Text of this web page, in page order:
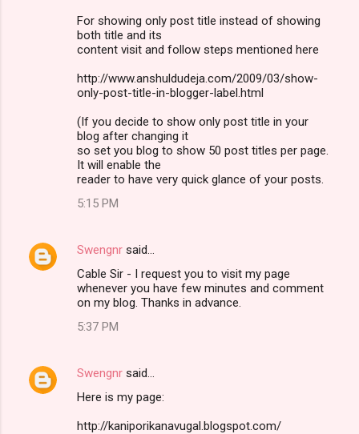
For showing only post title instead of showing
both title and its
content visit and follow steps mentioned here
http://www.anshuldudeja.com/2009/03/show-
only-post-title-in-blogger-label.html
(If you decide to show only post title in your
blog after changing it
so set you blog to show 50 post titles per page.
It will enable the
reader to have very quick glance of your posts.
5:15 PM
Swengnr said…
Cable Sir - I request you to visit my page
whenever you have few minutes and comment
on my blog. Thanks in advance.
5:37 PM
Swengnr said…
Here is my page:
http://kaniporikanavugal.blogspot.com/